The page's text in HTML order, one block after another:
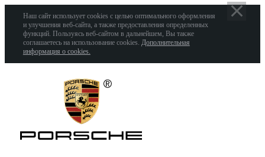
Наш сайт использует cookies с целью оптимального оформления
и улучшения веб-сайта, а также предоставления определенных
функций. Пользуясь веб-сайтом в дальнейшем, Вы также
соглашаетесь на использование cookies. Дополнительная
информация о cookies.